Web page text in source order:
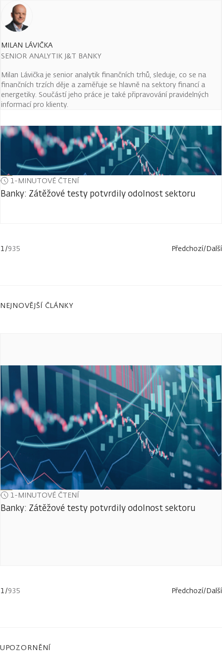
MILAN LÁVIČKA
SENIOR ANALYTIK J&T BANKY
Milan Lávička je senior analytik finančních trhů, sleduje, co se na
finančních trzích děje a zaměřuje se hlavně na sektory financí a
energetiky. Součástí jeho práce je také připravování pravidelných
informací pro klienty.
1-MINUTOVÉ ČTENÍ
Banky: Zátěžové testy potvrdily odolnost sektoru
1/935 Předchozí/Další
NEJNOVĚJŠÍ ČLÁNKY
1-MINUTOVÉ ČTENÍ
Banky: Zátěžové testy potvrdily odolnost sektoru
1/935 Předchozí/Další
UPOZORNĚNÍ